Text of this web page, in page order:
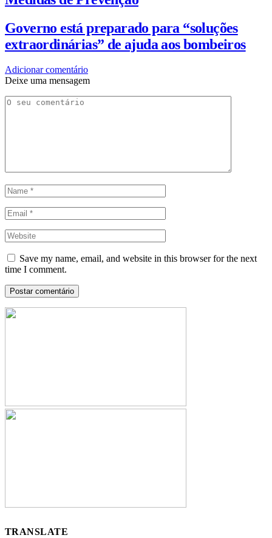
Governo está preparado para “soluções
extraordinárias” de ajuda aos bombeiros
Adicionar comentário
Deixe uma mensagem
Save my name, email, and website in this browser for the next
time I comment.
TRANSLATE